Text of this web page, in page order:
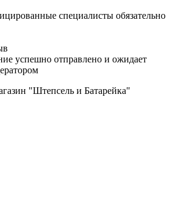
специалисты обязательно
успешно отправлено и ожидает
"Штепсель и Батарейка"